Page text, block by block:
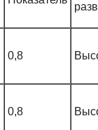
0,8
0,8